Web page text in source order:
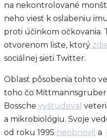
na nekontrolované
neho viesť k oslabeniu
proti účinkom očkovania.
otvorenom liste, ktorý
sociálnej sieti Twitter.
Oblasť pôsobenia tohto
toho čo
Bossche vyštudoval
a mikrobiológiu. Svoje
od roku 1995 neobnovil a